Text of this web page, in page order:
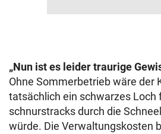
„Nun ist es leider traurige
Ohne Sommerbetrieb wäre der
tatsächlich ein schwarzes Loch
schnurstracks durch die
würde. Die Verwaltungskosten